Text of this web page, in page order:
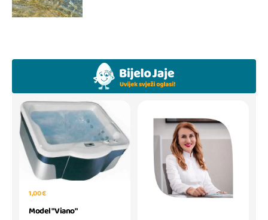
1,00 €
Model "Viano"